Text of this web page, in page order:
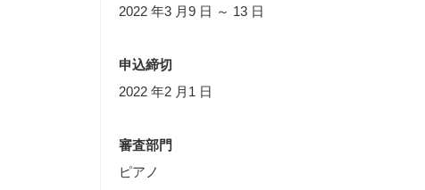
2022 年3 月9 日 ～ 13 日
申込締切
2022 年2 月1 日
審査部門
ピアノ